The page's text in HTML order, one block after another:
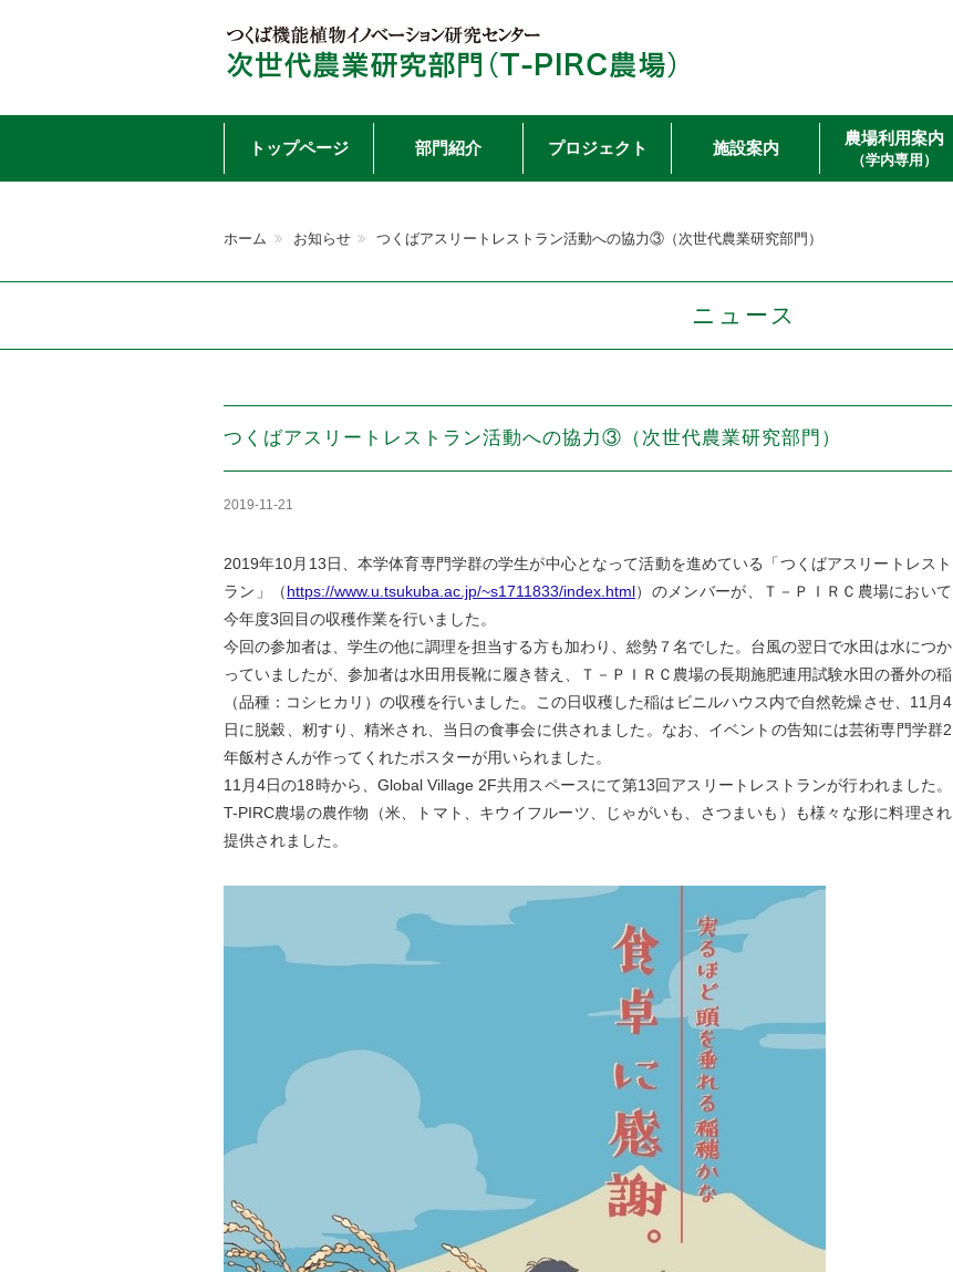
Skip
content
トップページ 部門紹介 プロジェクト 施設案内
農場利用案内
（学内専用）
ホーム お知らせ つくばアスリートレストラン活動への協力③（次世代農業研究部門）
ニュース
つくばアスリートレストラン活動への協力③（次世代農業研究部門）
2019-11-21
2019年10月13日、本学体育専門学群の学生が中心となって活動を進めている「つくばアスリートレスト
ラン」（https://www.u.tsukuba.ac.jp/~s1711833/index.html）のメンバーが、Ｔ－ＰＩＲＣ農場において
今年度3回目の収穫作業を行いました。
今回の参加者は、学生の他に調理を担当する方も加わり、総勢７名でした。台風の翌日で水田は水につか
っていましたが、参加者は水田用長靴に履き替え、Ｔ－ＰＩＲＣ農場の長期施肥連用試験水田の番外の稲
（品種：コシヒカリ）の収穫を行いました。この日収穫した稲はビニルハウス内で自然乾燥させ、11月4
日に脱穀、籾すり、精米され、当日の食事会に供されました。なお、イベントの告知には芸術専門学群2
年飯村さんが作ってくれたポスターが用いられました。
11月4日の18時から、Global Village 2F共用スペースにて第13回アスリートレストランが行われました。
T-PIRC農場の農作物（米、トマト、キウイフルーツ、じゃがいも、さつまいも）も様々な形に料理され
提供されました。